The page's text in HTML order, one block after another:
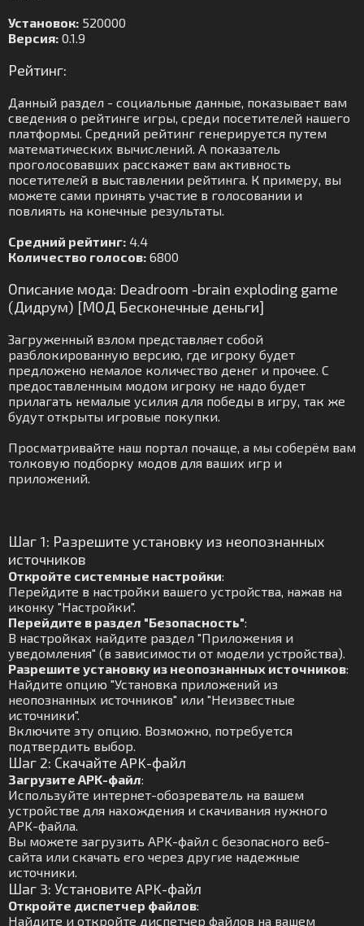
Установок: 520000
Версия: 0.1.9
Рейтинг:
Данный раздел - социальные данные, показывает вам
сведения о рейтинге игры, среди посетителей нашего
платформы. Средний рейтинг генерируется путем
математических вычислений. А показатель
проголосовавших расскажет вам активность
посетителей в выставлении рейтинга. К примеру, вы
можете сами принять участие в голосовании и
повлиять на конечные результаты.
Средний рейтинг: 4.4
Количество голосов: 6800
Описание мода: Deadroom -brain exploding game
(Дидрум) [МОД Бесконечные деньги]
Загруженный взлом представляет собой
разблокированную версию, где игроку будет
предложено немалое количество денег и прочее. С
предоставленным модом игроку не надо будет
прилагать немалые усилия для победы в игру, так же
будут открыты игровые покупки.
Просматривайте наш портал почаще, а мы соберём вам
толковую подборку модов для ваших игр и
приложений.
Шаг 1: Разрешите установку из неопознанных
источников
Откройте системные настройки:
Перейдите в настройки вашего устройства, нажав на
иконку "Настройки".
Перейдите в раздел "Безопасность":
В настройках найдите раздел "Приложения и
уведомления" (в зависимости от модели устройства).
Разрешите установку из неопознанных источников:
Найдите опцию "Установка приложений из
неопознанных источников" или "Неизвестные
источники".
Включите эту опцию. Возможно, потребуется
подтвердить выбор.
Шаг 2: Скачайте APK-файл
Загрузите APK-файл:
Используйте интернет-обозреватель на вашем
устройстве для нахождения и скачивания нужного
APK-файла.
Вы можете загрузить APK-файл с безопасного веб-
сайта или скачать его через другие надежные
источники.
Шаг 3: Установите APK-файл
Откройте диспетчер файлов:
Найдите и откройте диспетчер файлов на вашем